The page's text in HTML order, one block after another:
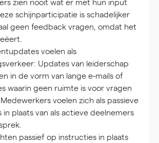
schijnparticipatie is schadelijker
geen feedback vragen, omdat het
voelen als
Updates van leiderschap
in de vorm van lange e-mails of
waarin geen ruimte is voor vragen
voelen zich als passieve
plaats van als actieve deelnemers
passief op instructies in plaats